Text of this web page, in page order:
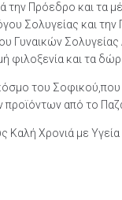
την Πρόεδρο και τα
Σολυγείας και
Γυναικών Σολυγείας
φιλοξενία και τα
του Σοφικού,που
προϊόντων από το
Καλή Χρονιά με Υγεία